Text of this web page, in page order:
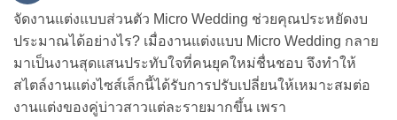
จัดงานแต่งแบบส่วนตัว Micro Wedding ช่วยคุณประหยัดงบ
ประมาณได้อย่างไร? เมื่องานแต่งแบบ Micro Wedding กลาย
มาเป็นงานสุดแสนประทับใจที่คนยุคใหม่ชื่นชอบ จึงทำให้
สไตล์งานแต่งไซส์เล็กนี้ได้รับการปรับเปลี่ยนให้เหมาะสมต่อ
งานแต่งของคู่บ่าวสาวแต่ละรายมากขึ้น เพรา